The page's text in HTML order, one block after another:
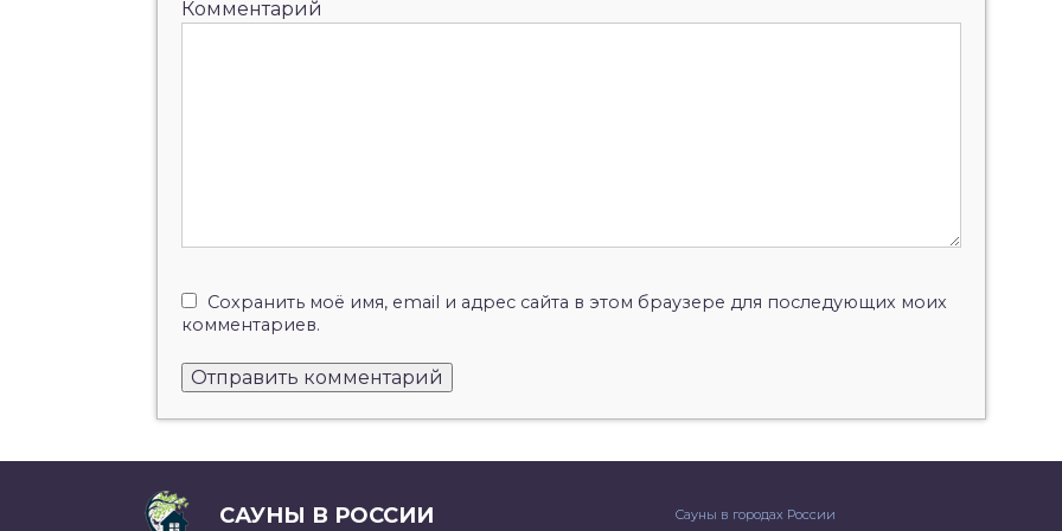
Комментарий
Сохранить моё имя, email и адрес сайта в этом браузере для последующих моих
комментариев.
САУНЫ В РОССИИ Сауны в городах России